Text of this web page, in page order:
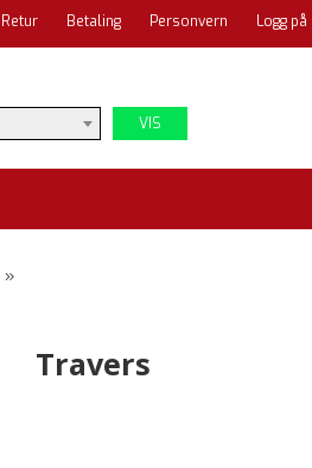
Retur Betaling Personvern Logg på
VIS
»
Travers